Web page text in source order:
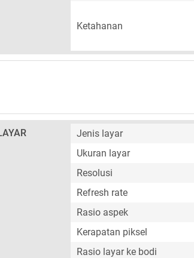
Ketahanan
Jenis layar
Ukuran layar
Resolusi
Refresh rate
Rasio aspek
Kerapatan piksel
Rasio layar ke bodi